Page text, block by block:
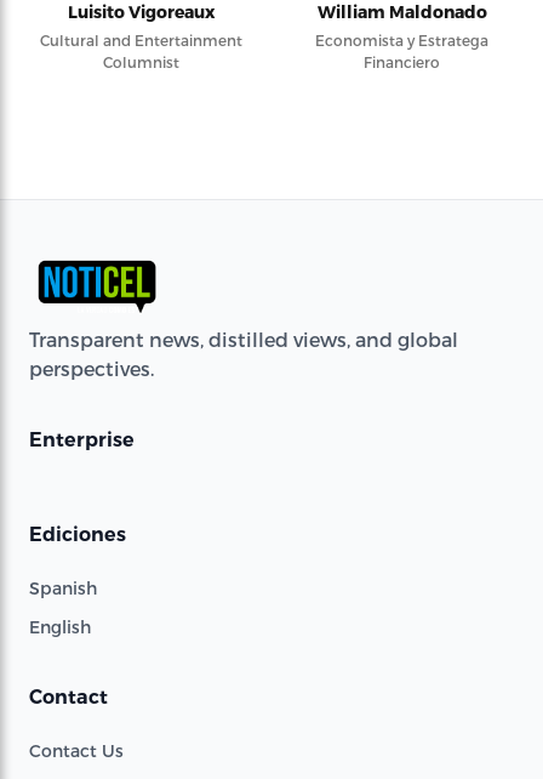
Luisito Vigoreaux
Cultural and Entertainment
Columnist
William Maldonado
Economista y Estratega
Financiero
Transparent news, distilled views, and global
perspectives.
Enterprise
Ediciones
Spanish
English
Contact
Contact Us